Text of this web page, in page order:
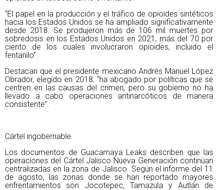
“El papel en la producción y el tráfico de opioides sintéticos
hacia los Estados Unidos se ha ampliado significativamente
desde 2018. Se produjeron más de 106 mil muertes por
sobredosis en los Estados Unidos en 2021, más del 70 por
ciento de los cuales involucraron opioides, incluido el
fentanilo”.
Destacan que el presidente mexicano Andrés Manuel López
Obrador, elegido en 2018, “ha abogado por políticas que se
centren en las causas del crimen, pero su gobierno no ha
llevado a cabo operaciones antinarcóticos de manera
consistente”.
Cártel ingobernable
Los documentos de Guacamaya Leaks describen que las
operaciones del Cártel Jalisco Nueva Generación continúan
centralizadas en la zona de Jalisco. Según el informe del 11
de agosto, las zonas donde se han reportado mayores
enfrentamientos son Jocotepec, Tamazula y Autlán de